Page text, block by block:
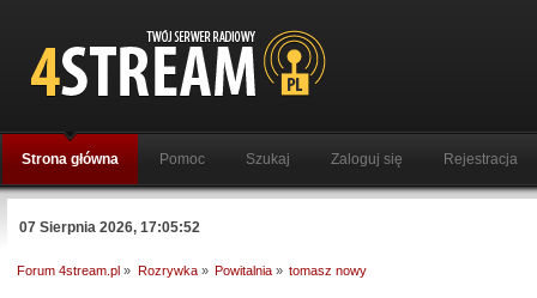
Strona główna Pomoc Szukaj Zaloguj się Rejestracja
07 Sierpnia 2026, 17:05:52
Forum 4stream.pl » Rozrywka» Powitalnia» tomasz nowy